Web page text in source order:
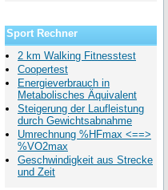
Sport Rechner
2 km Walking Fitnesstest
Coopertest
Energieverbrauch in
Metabolisches Äquivalent
Steigerung der Laufleistung
durch Gewichtsabnahme
Umrechnung %HFmax <==>
%VO2max
Geschwindigkeit aus Strecke
und Zeit